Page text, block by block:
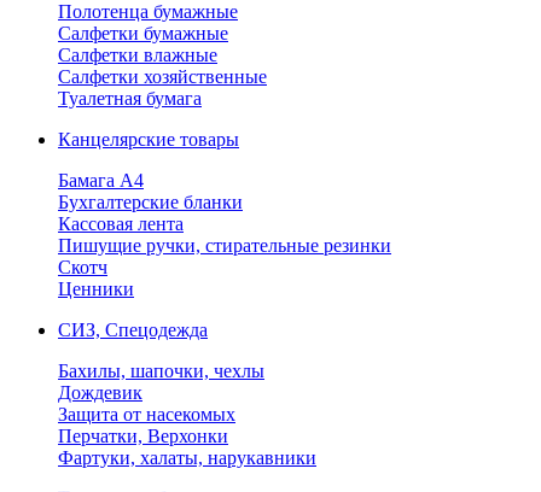
Полотенца бумажные
Салфетки бумажные
Салфетки влажные
Салфетки хозяйственные
Туалетная бумага
Канцелярские товары
Бамага А4
Бухгалтерские бланки
Кассовая лента
Пишущие ручки, стирательные резинки
Скотч
Ценники
СИЗ, Спецодежда
Бахилы, шапочки, чехлы
Дождевик
Защита от насекомых
Перчатки, Верхонки
Фартуки, халаты, нарукавники